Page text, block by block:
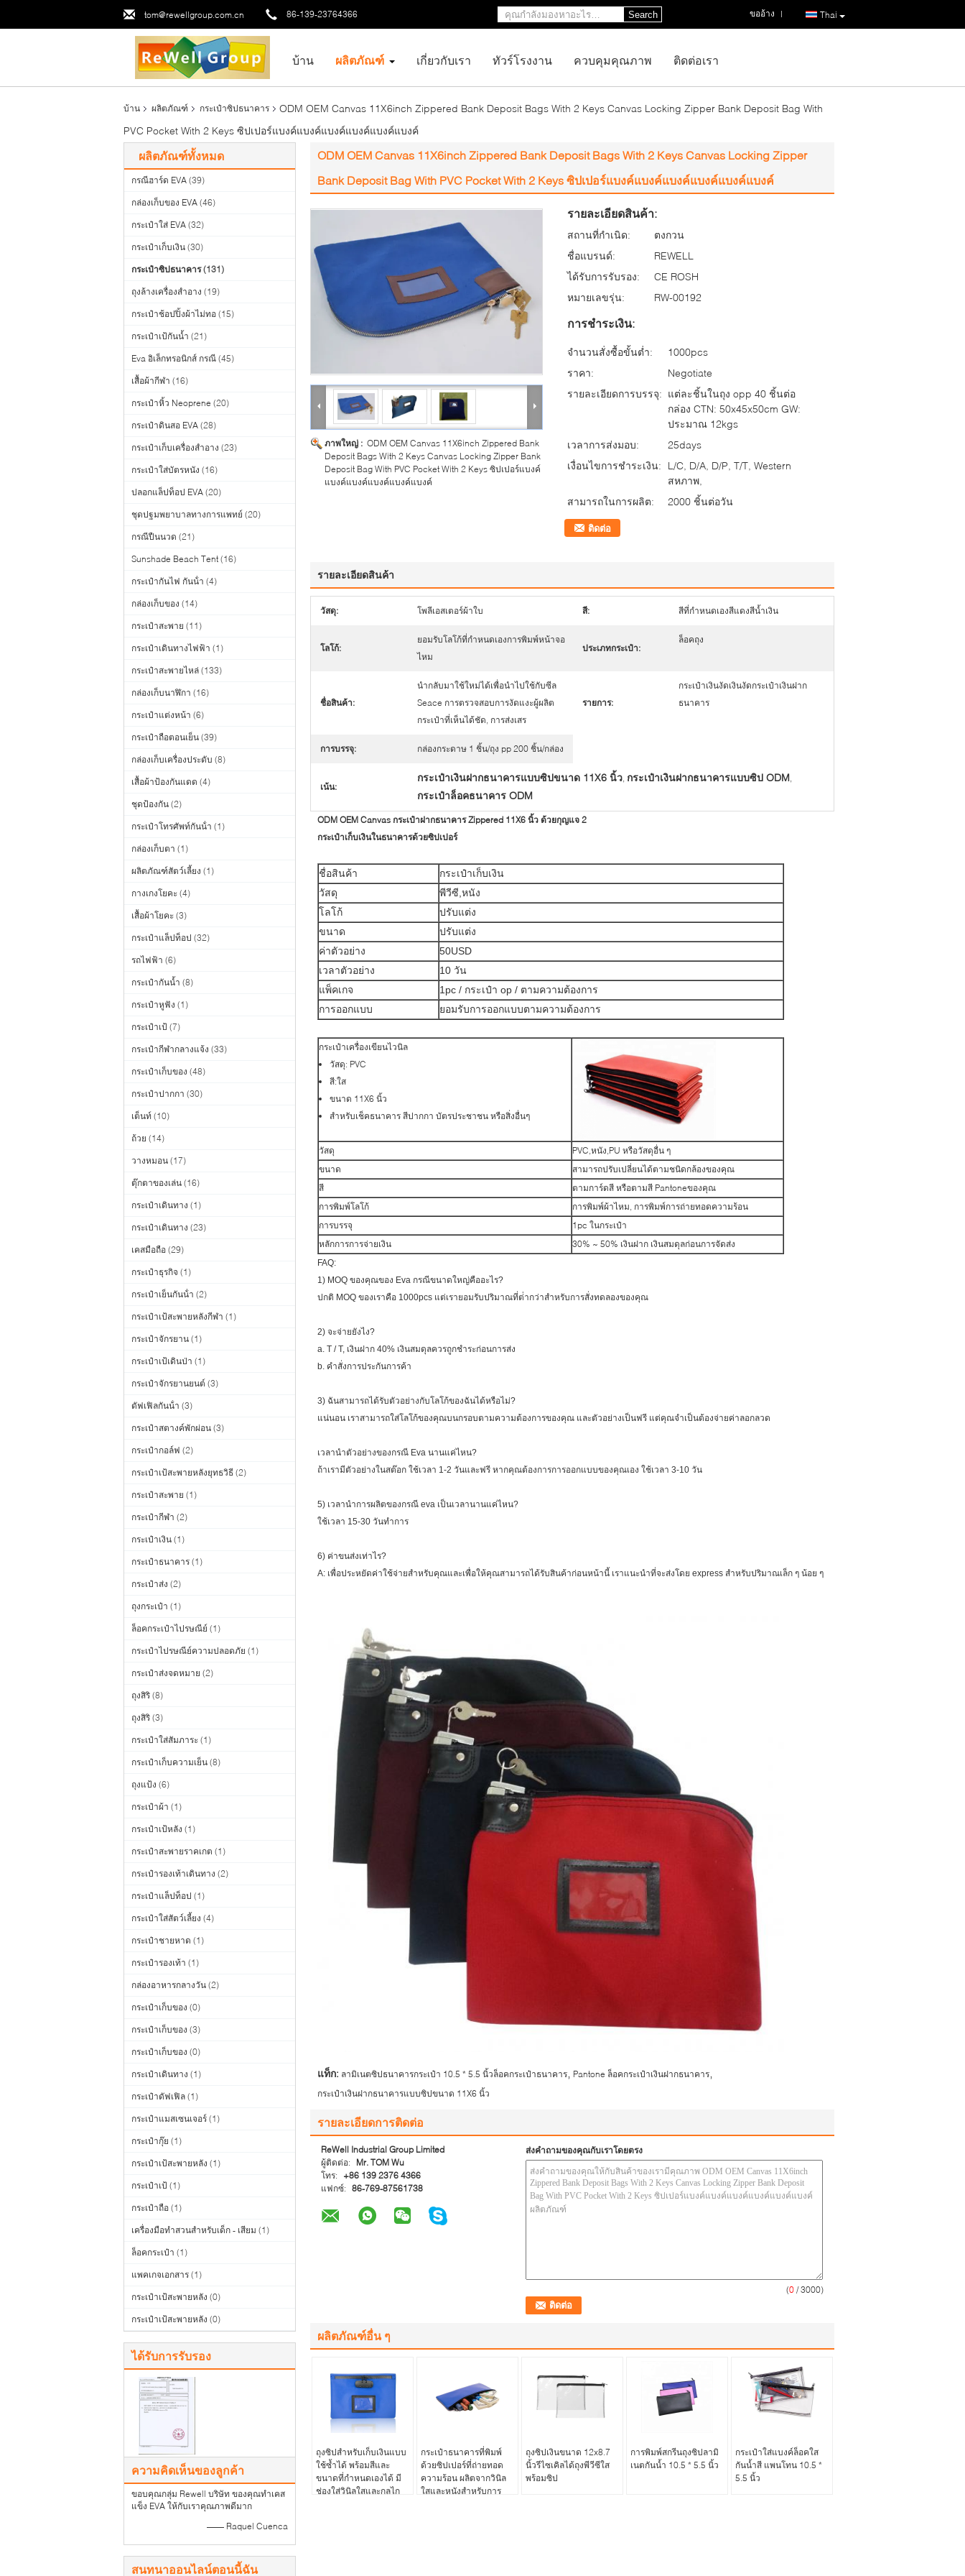
tom@rewellgroup.com.cn 86-139-23764366 Thai
ขออ้าง |
Search
บ้าน ผลิตภัณฑ์ เกี่ยวกับเรา ทัวร์โรงงาน ควบคุมคุณภาพ ติดต่อเรา
บ้าน ผลิตภัณฑ์ กระเป๋าซิปธนาคาร
ODM OEM Canvas 11X6inch Zippered Bank Deposit Bags With 2 Keys Canvas Locking Zipper Bank Deposit Bag With
PVC Pocket With 2 Keys ซิปเปอร์แบงค์แบงค์แบงค์แบงค์แบงค์แบงค์
ผลิตภัณฑ์ทั้งหมด
กรณีฮาร์ด EVA (39)
กล่องเก็บของ EVA (46)
กระเป๋าใส่ EVA (32)
กระเป๋าเก็บเงิน (30)
กระเป๋าซิปธนาคาร (131)
ถุงล้างเครื่องสำอาง (19)
กระเป๋าช้อปปิ้งผ้าไม่ทอ (15)
กระเป๋าเป้กันน้ำ (21)
Eva อิเล็กทรอนิกส์ กรณี (45)
เสื้อผ้ากีฬา (16)
กระเป๋าหิ้ว Neoprene (20)
กระเป๋าดินสอ EVA (28)
กระเป๋าเก็บเครื่องสำอาง (23)
กระเป๋าใส่บัตรหนัง (16)
ปลอกแล็ปท็อป EVA (20)
ชุดปฐมพยาบาลทางการแพทย์ (20)
กรณีปืนนวด (21)
Sunshade Beach Tent (16)
กระเป๋ากันไฟ กันน้ํา (4)
กล่องเก็บของ (14)
กระเป๋าสะพาย (11)
กระเป๋าเดินทางไฟฟ้า (1)
กระเป๋าสะพายไหล่ (133)
กล่องเก็บนาฬิกา (16)
กระเป๋าแต่งหน้า (6)
กระเป๋าถือตอนเย็น (39)
กล่องเก็บเครื่องประดับ (8)
เสื้อผ้าป้องกันแดด (4)
ชุดป้องกัน (2)
กระเป๋าโทรศัพท์กันน้ํา (1)
กล่องเก็บตา (1)
ผลิตภัณฑ์สัตว์เลี้ยง (1)
กางเกงโยคะ (4)
เสื้อผ้าโยคะ (3)
กระเป๋าแล็ปท็อป (32)
รถไฟฟ้า (6)
กระเป๋ากันน้ำ (8)
กระเป๋าหูฟัง (1)
กระเป๋าเป้ (7)
กระเป๋ากีฬากลางแจ้ง (33)
กระเป๋าเก็บของ (48)
กระเป๋าปากกา (30)
เต็นท์ (10)
ถ้วย (14)
วางหมอน (17)
ตุ๊กตาของเล่น (16)
กระเป๋าเดินทาง (1)
กระเป๋าเดินทาง (23)
เคสมือถือ (29)
กระเป๋าธุรกิจ (1)
กระเป๋าเย็นกันน้ํา (2)
กระเป๋าเป้สะพายหลังกีฬา (1)
กระเป๋าจักรยาน (1)
กระเป๋าเป้เดินป่า (1)
กระเป๋าจักรยานยนต์ (3)
ดัฟเฟิลกันน้ํา (3)
กระเป๋าสตางค์พักผ่อน (3)
กระเป๋ากอล์ฟ (2)
กระเป๋าเป้สะพายหลังยุทธวิธี (2)
กระเป๋าสะพาย (1)
กระเป๋ากีฬา (2)
กระเป๋าเงิน (1)
กระเป๋าธนาคาร (1)
กระเป๋าส่ง (2)
ถุงกระเป๋า (1)
ล็อคกระเป๋าไปรษณีย์ (1)
กระเป๋าไปรษณีย์ความปลอดภัย (1)
กระเป๋าส่งจดหมาย (2)
ถุงสิริ (8)
ถุงสิริ (3)
กระเป๋าใส่สัมภาระ (1)
กระเป๋าเก็บความเย็น (8)
ถุงแป้ง (6)
กระเป๋าผ้า (1)
กระเป๋าเป้หลัง (1)
กระเป๋าสะพายราคเกต (1)
กระเป๋ารองเท้าเดินทาง (2)
กระเป๋าแล็ปท็อป (1)
กระเป๋าใส่สัตว์เลี้ยง (4)
กระเป๋าชายหาด (1)
กระเป๋ารองเท้า (1)
กล่องอาหารกลางวัน (2)
กระเป๋าเก็บของ (0)
กระเป๋าเก็บของ (3)
กระเป๋าเก็บของ (0)
กระเป๋าเดินทาง (1)
กระเป๋าดัฟเฟิล (1)
กระเป๋าแมสเซนเจอร์ (1)
กระเป๋ากุ๊ย (1)
กระเป๋าเป้สะพายหลัง (1)
กระเป๋าเป้ (1)
กระเป๋าถือ (1)
เครื่องมือทำสวนสำหรับเด็ก - เสียม (1)
ล็อคกระเป๋า (1)
แพคเกจเอกสาร (1)
กระเป๋าเป้สะพายหลัง (0)
กระเป๋าเป้สะพายหลัง (0)
ได้รับการรับรอง
ความคิดเห็นของลูกค้า
ขอบคุณกลุ่ม Rewell บริษัท ของคุณทำเคส
แข็ง EVA ให้กับเราคุณภาพดีมาก
—— Raquel Cuenca
สนทนาออนไลน์ตอนนี้ฉัน
ODM OEM Canvas 11X6inch Zippered Bank Deposit Bags With 2 Keys Canvas Locking Zipper
Bank Deposit Bag With PVC Pocket With 2 Keys ซิปเปอร์แบงค์แบงค์แบงค์แบงค์แบงค์แบงค์
ภาพใหญ่ : ODM OEM Canvas 11X6inch Zippered Bank
Deposit Bags With 2 Keys Canvas Locking Zipper Bank
Deposit Bag With PVC Pocket With 2 Keys ซิปเปอร์แบงค์
แบงค์แบงค์แบงค์แบงค์แบงค์
รายละเอียดสินค้า:
สถานที่กำเนิด:
ตงกวน
ชื่อแบรนด์:
REWELL
ได้รับการรับรอง:
CE ROSH
หมายเลขรุ่น:
RW-00192
การชำระเงิน:
จำนวนสั่งซื้อขั้นต่ำ:
1000pcs
ราคา:
Negotiate
รายละเอียดการบรรจุ: แต่ละชิ้นในถุง opp 40 ชิ้นต่อ
กล่อง CTN: 50x45x50cm GW:
ประมาณ 12kgs
เวลาการส่งมอบ:
25days
เงื่อนไขการชำระเงิน:
L/C, D/A, D/P, T/T, Western
สหภาพ,
สามารถในการผลิต:
2000 ชิ้นต่อวัน
ติดต่อ
รายละเอียดสินค้า
วัสดุ: โพลีเอสเตอร์ผ้าใบ สี: สีที่กำหนดเองสีแดงสีน้ำเงิน
โลโก้:
ยอมรับโลโก้ที่กำหนดเองการพิมพ์หน้าจอ
ไหม
ประเภทกระเป๋า:
ล็อคถุง
ชื่อสินค้า:
นำกลับมาใช้ใหม่ได้เพื่อนำไปใช้กับซีล
Seace การตรวจสอบการงัดแงะผู้ผลิต
กระเป๋าที่เห็นได้ชัด, การส่งเสร
รายการ:
กระเป๋าเงินงัดเงินงัดกระเป๋าเงินฝาก
ธนาคาร
การบรรจุ: กล่องกระดาษ 1 ชิ้น/ถุง pp 200 ชิ้น/กล่อง
เน้น:
กระเป๋าเงินฝากธนาคารแบบซิปขนาด 11X6 นิ้ว, กระเป๋าเงินฝากธนาคารแบบซิป ODM,
กระเป๋าล็อคธนาคาร ODM
ODM OEM Canvas กระเป๋าฝากธนาคาร Zippered 11X6 นิ้ว ด้วยกุญแจ 2
กระเป๋าเก็บเงินในธนาคารด้วยซิปเปอร์
ชื่อสินค้า
กระเป๋าเก็บเงิน
วัสดุ
พีวีซี,หนัง
โลโก้
ปรับแต่ง
ขนาด
ปรับแต่ง
ค่าตัวอย่าง
50USD
เวลาตัวอย่าง
10 วัน
แพ็คเกจ
1pc / กระเป๋า op / ตามความต้องการ
การออกแบบ
ยอมรับการออกแบบตามความต้องการ
กระเป๋าเครื่องเขียนไวนิล
วัสดุ: PVC
สี:ใส
ขนาด 11X6 นิ้ว
สําหรับเช็คธนาคาร สีปากกา บัตรประชาชน หรือสิ่งอื่นๆ
วัสดุ
PVC,หนัง,PU หรือวัสดุอื่น ๆ
ขนาด
สามารถปรับเปลี่ยนได้ตามชนิดกล้องของคุณ
สี
ตามการ์ดสี หรือตามสี Pantoneของคุณ
การพิมพ์โลโก้
การพิมพ์ผ้าไหม, การพิมพ์การถ่ายทอดความร้อน
การบรรจุ
1pc ในกระเป๋า
หลักการการจ่ายเงิน
30% ~ 50% เงินฝาก เงินสมดุลก่อนการจัดส่ง
FAQ:
1) MOQ ของคุณของ Eva กรณีขนาดใหญ่คืออะไร?
ปกติ MOQ ของเราคือ 1000pcs แต่เรายอมรับปริมาณที่ต่ํากว่าสําหรับการสั่งทดลองของคุณ
2) จะจ่ายยังไง?
a. T / T, เงินฝาก 40% เงินสมดุลควรถูกชําระก่อนการส่ง
b. คําสั่งการประกันการค้า
3) ฉันสามารถได้รับตัวอย่างกับโลโก้ของฉันได้หรือไม่?
แน่นอน เราสามารถใส่โลโก้ของคุณบนกรอบตามความต้องการของคุณ และตัวอย่างเป็นฟรี แต่คุณจําเป็นต้องจ่ายค่าลอกลวด
เวลานําตัวอย่างของกรณี Eva นานแค่ไหน?
ถ้าเรามีตัวอย่างในสต๊อก ใช้เวลา 1-2 วันและฟรี หากคุณต้องการการออกแบบของคุณเอง ใช้เวลา 3-10 วัน
5) เวลานําการผลิตของกรณี eva เป็นเวลานานแค่ไหน?
ใช้เวลา 15-30 วันทําการ
6) ค่าขนส่งเท่าไร?
A: เพื่อประหยัดค่าใช้จ่ายสําหรับคุณและเพื่อให้คุณสามารถได้รับสินค้าก่อนหน้านี้ เราแนะนําที่จะส่งโดย express สําหรับปริมาณเล็ก ๆ น้อย ๆ
แท็ก: ลามิเนตซิปธนาคารกระเป๋า 10.5 * 5.5 นิ้วล็อคกระเป๋าธนาคาร Pantone ล็อคกระเป๋าเงินฝากธนาคาร
กระเป๋าเงินฝากธนาคารแบบซิปขนาด 11X6 นิ้ว
รายละเอียดการติดต่อ
ReWell Industrial Group Limited
ผู้ติดต่อ:
Mr. TOM Wu
โทร:
+86 139 2376 4366
แฟกซ์: 86-769-87561738
ส่งคำถามของคุณกับเราโดยตรง
(0 / 3000)
ผลิตภัณฑ์อื่น ๆ
ถุงซิปสำหรับเก็บเงินแบบ
ใช้ซ้ำได้ พร้อมสีและ
ขนาดที่กำหนดเองได้ มี
ช่องใส่วินิลใสและกลไก
กระเป๋าธนาคารที่พิมพ์
ด้วยซิปเปอร์ที่ถ่ายทอด
ความร้อน ผลิตจากวินิล
ใสและหนังสําหรับการ
ถุงซิปเงินขนาด 12x8.7
นิ้วรีไซเคิลได้ถุงพีวีซีใส
พร้อมซิป
การพิมพ์สกรีนถุงซิปลามิ
เนตกันน้ำ 10.5 * 5.5 นิ้ว
กระเป๋าใส่แบงค์ล็อคใส
กันน้ำสี แพนโทน 10.5 *
5.5 นิ้ว